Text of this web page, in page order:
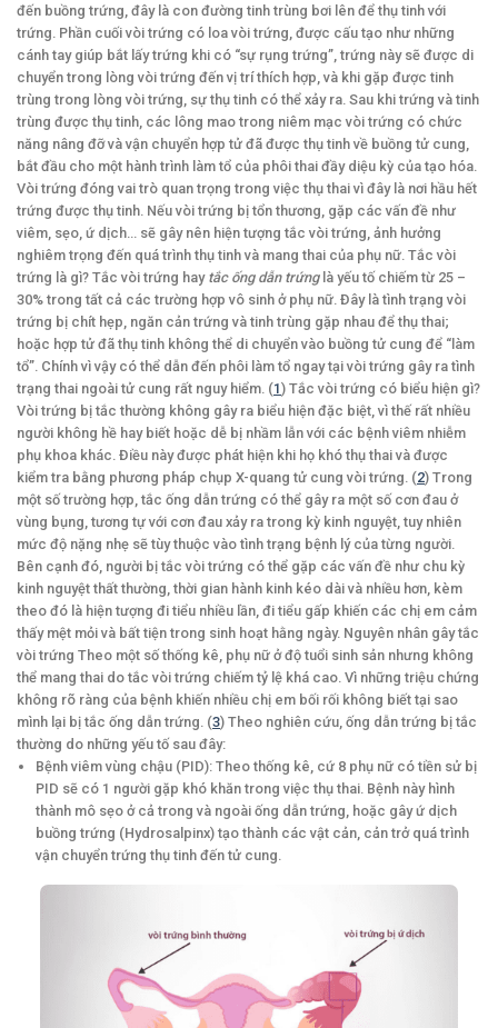
đến buồng trứng, đây là con đường tinh trùng bơi lên để thụ tinh với
trứng. Phần cuối vòi trứng có loa vòi trứng, được cấu tạo như những
cánh tay giúp bắt lấy trứng khi có “sự rụng trứng”, trứng này sẽ được di
chuyển trong lòng vòi trứng đến vị trí thích hợp, và khi gặp được tinh
trùng trong lòng vòi trứng, sự thụ tinh có thể xảy ra. Sau khi trứng và tinh
trùng được thụ tinh, các lông mao trong niêm mạc vòi trứng có chức
năng nâng đỡ và vận chuyển hợp tử đã được thụ tinh về buồng tử cung,
bắt đầu cho một hành trình làm tổ của phôi thai đầy diệu kỳ của tạo hóa.
Vòi trứng đóng vai trò quan trọng trong việc thụ thai vì đây là nơi hầu hết
trứng được thụ tinh. Nếu vòi trứng bị tổn thương, gặp các vấn đề như
viêm, sẹo, ứ dịch… sẽ gây nên hiện tượng tắc vòi trứng, ảnh hưởng
nghiêm trọng đến quá trình thụ tinh và mang thai của phụ nữ. Tắc vòi
trứng là gì? Tắc vòi trứng hay tắc ống dẫn trứnglà yếu tố chiếm từ 25 –
30% trong tất cả các trường hợp vô sinh ở phụ nữ. Đây là tình trạng vòi
trứng bị chít hẹp, ngăn cản trứng và tinh trùng gặp nhau để thụ thai;
hoặc hợp tử đã thụ tinh không thể di chuyển vào buồng tử cung để “làm
tổ”. Chính vì vậy có thể dẫn đến phôi làm tổ ngay tại vòi trứng gây ra tình
trạng thai ngoài tử cung rất nguy hiểm. (1) Tắc vòi trứng có biểu hiện gì?
Vòi trứng bị tắc thường không gây ra biểu hiện đặc biệt, vì thế rất nhiều
người không hề hay biết hoặc dễ bị nhầm lẫn với các bệnh viêm nhiễm
phụ khoa khác. Điều này được phát hiện khi họ khó thụ thai và được
kiểm tra bằng phương pháp chụp X-quang tử cung vòi trứng. (2) Trong
một số trường hợp, tắc ống dẫn trứng có thể gây ra một số cơn đau ở
vùng bụng, tương tự với cơn đau xảy ra trong kỳ kinh nguyệt, tuy nhiên
mức độ nặng nhẹ sẽ tùy thuộc vào tình trạng bệnh lý của từng người.
Bên cạnh đó, người bị tắc vòi trứng có thể gặp các vấn đề như chu kỳ
kinh nguyệt thất thường, thời gian hành kinh kéo dài và nhiều hơn, kèm
theo đó là hiện tượng đi tiểu nhiều lần, đi tiểu gấp khiến các chị em cảm
thấy mệt mỏi và bất tiện trong sinh hoạt hằng ngày. Nguyên nhân gây tắc
vòi trứng Theo một số thống kê, phụ nữ ở độ tuổi sinh sản nhưng không
thể mang thai do tắc vòi trứng chiếm tỷ lệ khá cao. Vì những triệu chứng
không rõ ràng của bệnh khiến nhiều chị em bối rối không biết tại sao
mình lại bị tắc ống dẫn trứng. (3) Theo nghiên cứu, ống dẫn trứng bị tắc
thường do những yếu tố sau đây:
Bệnh viêm vùng chậu (PID): Theo thống kê, cứ 8 phụ nữ có tiền sử bị
PID sẽ có 1 người gặp khó khăn trong việc thụ thai. Bệnh này hình
thành mô sẹo ở cả trong và ngoài ống dẫn trứng, hoặc gây ứ dịch
buồng trứng (Hydrosalpinx) tạo thành các vật cản, cản trở quá trình
vận chuyển trứng thụ tinh đến tử cung.